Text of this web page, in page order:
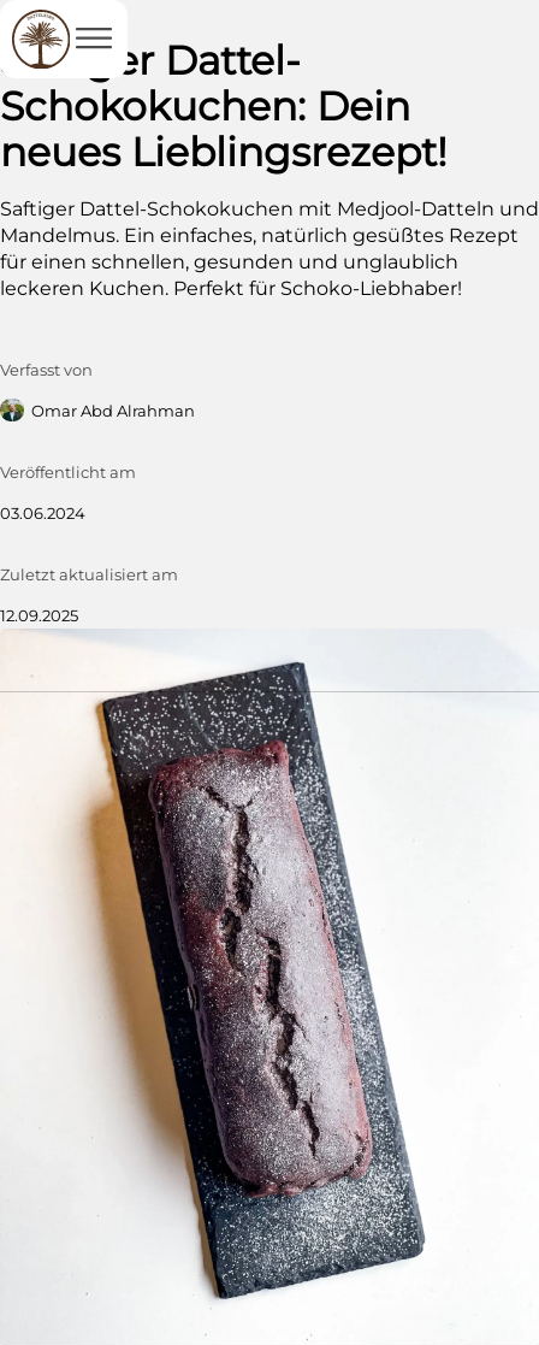
Saftiger Dattel-
Schokokuchen: Dein
neues Lieblingsrezept!
Saftiger Dattel-Schokokuchen mit Medjool-Datteln und
Mandelmus. Ein einfaches, natürlich gesüßtes Rezept
für einen schnellen, gesunden und unglaublich
leckeren Kuchen. Perfekt für Schoko-Liebhaber!
Verfasst von
Omar Abd Alrahman
Veröffentlicht am
03.06.2024
Zuletzt aktualisiert am
12.09.2025
zum Blog